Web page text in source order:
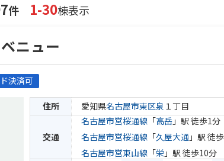
件 1-30棟表示
ニュー
決済可
住所 愛知県名古屋市東区泉 １丁目
交通
名古屋市営桜通線 「高岳 」駅 徒歩1分
名古屋市営桜通線 「久屋大通 」駅 徒
名古屋市営東山線 「栄 」駅 徒歩10分